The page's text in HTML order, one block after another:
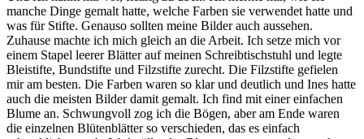
manche Dinge gemalt hatte, welche Farben sie verwendet hatte und
was für Stifte. Genauso sollten meine Bilder auch aussehen.
Zuhause machte ich mich gleich an die Arbeit. Ich setze mich vor
einem Stapel leerer Blätter auf meinen Schreibtischstuhl und legte
Bleistifte, Bundstifte und Filzstifte zurecht. Die Filzstifte gefielen
mir am besten. Die Farben waren so klar und deutlich und Ines hatte
auch die meisten Bilder damit gemalt. Ich find mit einer einfachen
Blume an. Schwungvoll zog ich die Bögen, aber am Ende waren
die einzelnen Blütenblätter so verschieden, das es einfach